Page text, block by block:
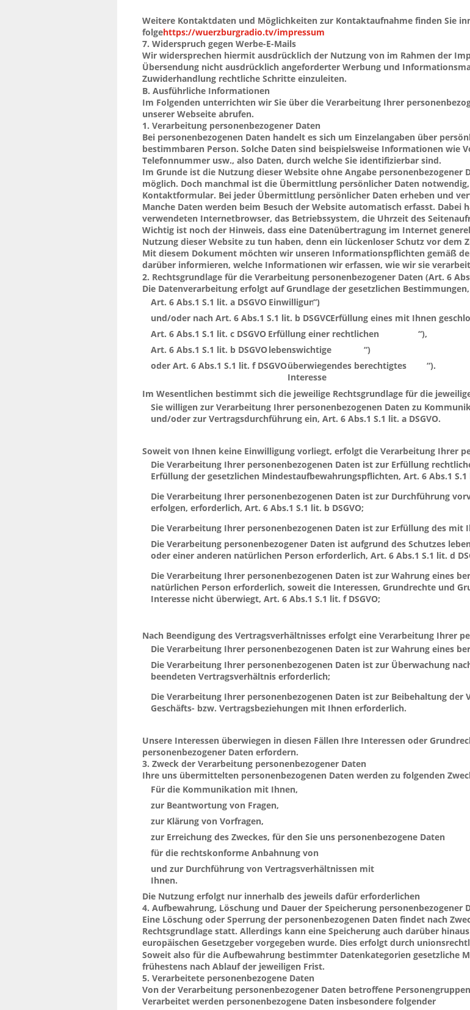
Weitere Kontaktdaten und Möglichkeiten zur Kontaktaufnahme finden Sie
folgenden Link:
https://wuerzburgradio.tv/impressum
7. Widerspruch gegen Werbe-E-Mails
Wir widersprechen hiermit ausdrücklich der Nutzung von im Rahmen der
Übersendung nicht ausdrücklich angeforderter Werbung und
Zuwiderhandlung rechtliche Schritte einzuleiten.
B. Ausführliche Informationen
Im Folgenden unterrichten wir Sie über die Verarbeitung Ihrer
unserer Webseite abrufen.
1. Verarbeitung personenbezogener Daten
Bei personenbezogenen Daten handelt es sich um Einzelangaben über
bestimmbaren Person. Solche Daten sind beispielsweise Informationen wie
Telefonnummer usw., also Daten, durch welche Sie identifizierbar sind.
Im Grunde ist die Nutzung dieser Website ohne Angabe personenbezogener
möglich. Doch manchmal ist die Übermittlung persönlicher Daten
Kontaktformular. Bei jeder Übermittlung persönlicher Daten erheben und
Manche Daten werden beim Besuch der Website automatisch erfasst. Dabei
verwendeten Internetbrowser, das Betriebssystem, die Uhrzeit des
Wichtig ist noch der Hinweis, dass eine Datenübertragung im Internet
Nutzung dieser Website zu tun haben, denn ein lückenloser Schutz vor dem
Mit diesem Dokument möchten wir unseren Informationspflichten gemäß
darüber informieren, welche Informationen wir erfassen, wie wir sie
2. Rechtsgrundlage für die Verarbeitung personenbezogener Daten (Art. 6
Die Datenverarbeitung erfolgt auf Grundlage der gesetzlichen
von:
Art. 6 Abs.1 S.1 lit. a DSGVO („Einwilligung
“)
und/oder nach Art. 6 Abs.1 S.1 lit. b DSGVO („Erfüllung eines mit Ihnen
Vertrages“),
Art. 6 Abs.1 S.1 lit. c DSGVO („Erfüllung einer rechtlichen
Verpflichtung
“),
Art. 6 Abs.1 S.1 lit. b DSGVO („lebenswichtige
Interessen
“)
oder Art. 6 Abs.1 S.1 lit. f DSGVO („überwiegendes berechtigtes
Interesse
“).
Im Wesentlichen bestimmt sich die jeweilige Rechtsgrundlage für die
wie folgt:
Sie willigen zur Verarbeitung Ihrer personenbezogenen Daten zu
und/oder zur Vertragsdurchführung ein, Art. 6 Abs.1 S.1 lit. a DSGVO.
Soweit von Ihnen keine Einwilligung vorliegt, erfolgt die Verarbeitung Ihrer
folgt:
Die Verarbeitung Ihrer personenbezogenen Daten ist zur Erfüllung
Erfüllung der gesetzlichen Mindestaufbewahrungspflichten, Art. 6 Abs.1 S.1
Die Verarbeitung Ihrer personenbezogenen Daten ist zur Durchführung
erfolgen, erforderlich, Art. 6 Abs.1 S.1 lit. b DSGVO;
Die Verarbeitung Ihrer personenbezogenen Daten ist zur Erfüllung des mit
DSGVO;
Die Verarbeitung personenbezogener Daten ist aufgrund des Schutzes
oder einer anderen natürlichen Person erforderlich, Art. 6 Abs.1 S.1 lit. d
Die Verarbeitung Ihrer personenbezogenen Daten ist zur Wahrung eines
natürlichen Person erforderlich, soweit die Interessen, Grundrechte und
Interesse nicht überwiegt, Art. 6 Abs.1 S.1 lit. f DSGVO;
Nach Beendigung des Vertragsverhältnisses erfolgt eine Verarbeitung Ihrer
folgt:
Die Verarbeitung Ihrer personenbezogenen Daten ist zur Wahrung eines
erforderlich;
Die Verarbeitung Ihrer personenbezogenen Daten ist zur Überwachung
beendeten Vertragsverhältnis erforderlich;
Die Verarbeitung Ihrer personenbezogenen Daten ist zur Beibehaltung
Geschäfts- bzw. Vertragsbeziehungen mit Ihnen erforderlich.
Unsere Interessen überwiegen in diesen Fällen Ihre Interessen oder
personenbezogener Daten erfordern.
3. Zweck der Verarbeitung personenbezogener Daten
Ihre uns übermittelten personenbezogenen Daten werden zu folgenden
genutzt:
Für die Kommunikation mit Ihnen,
zur Beantwortung von Fragen,
zur Klärung von Vorfragen,
zur Erreichung des Zweckes, für den Sie uns personenbezogene Daten
übermitteln,
für die rechtskonforme Anbahnung von
Vertragsverhältnissen
und zur Durchführung von Vertragsverhältnissen mit
Ihnen.
Die Nutzung erfolgt nur innerhalb des jeweils dafür erforderlichen
Umfangs.
4. Aufbewahrung, Löschung und Dauer der Speicherung personenbezogener
Eine Löschung oder Sperrung der personenbezogenen Daten findet nach
Rechtsgrundlage statt. Allerdings kann eine Speicherung auch darüber
europäischen Gesetzgeber vorgegeben wurde. Dies erfolgt durch
unterliegen.
Soweit also für die Aufbewahrung bestimmter Datenkategorien gesetzliche
frühestens nach Ablauf der jeweiligen Frist.
5. Verarbeitete personenbezogene Daten
Von der Verarbeitung personenbezogener Daten betroffene Personengruppen
Verarbeitet werden personenbezogene Daten insbesondere folgender